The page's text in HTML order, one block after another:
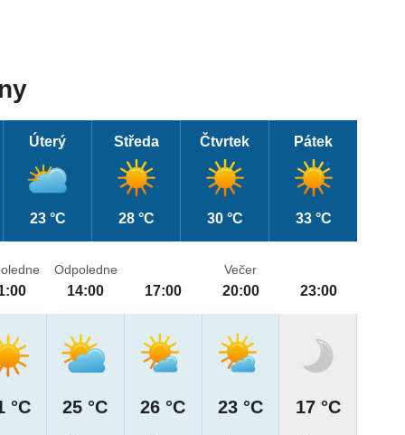
Úterý
23 °C
Středa
28 °C
Čtvrtek
30 °C
Pátek
33 °C
°C
Odpoledne
14:00
25 °C
17:00
26 °C
Večer
20:00
23 °C
23:00
17 °C